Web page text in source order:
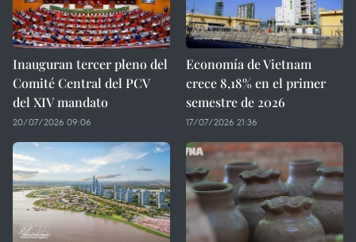
Inauguran tercer pleno del
Comité Central del PCV
del XIV mandato
20/07/2026 09:06
Economía de Vietnam
crece 8,18% en el primer
semestre de 2026
17/07/2026 21:36